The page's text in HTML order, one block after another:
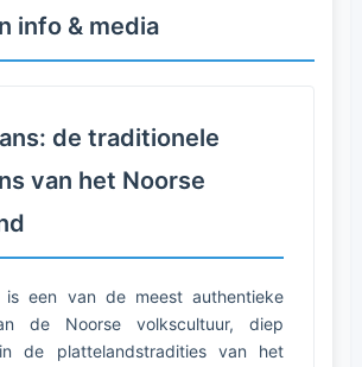
info & media
de traditionele
van het Noorse
is een van de meest authentieke
de Noorse volkscultuur, diep
de plattelandstradities van het